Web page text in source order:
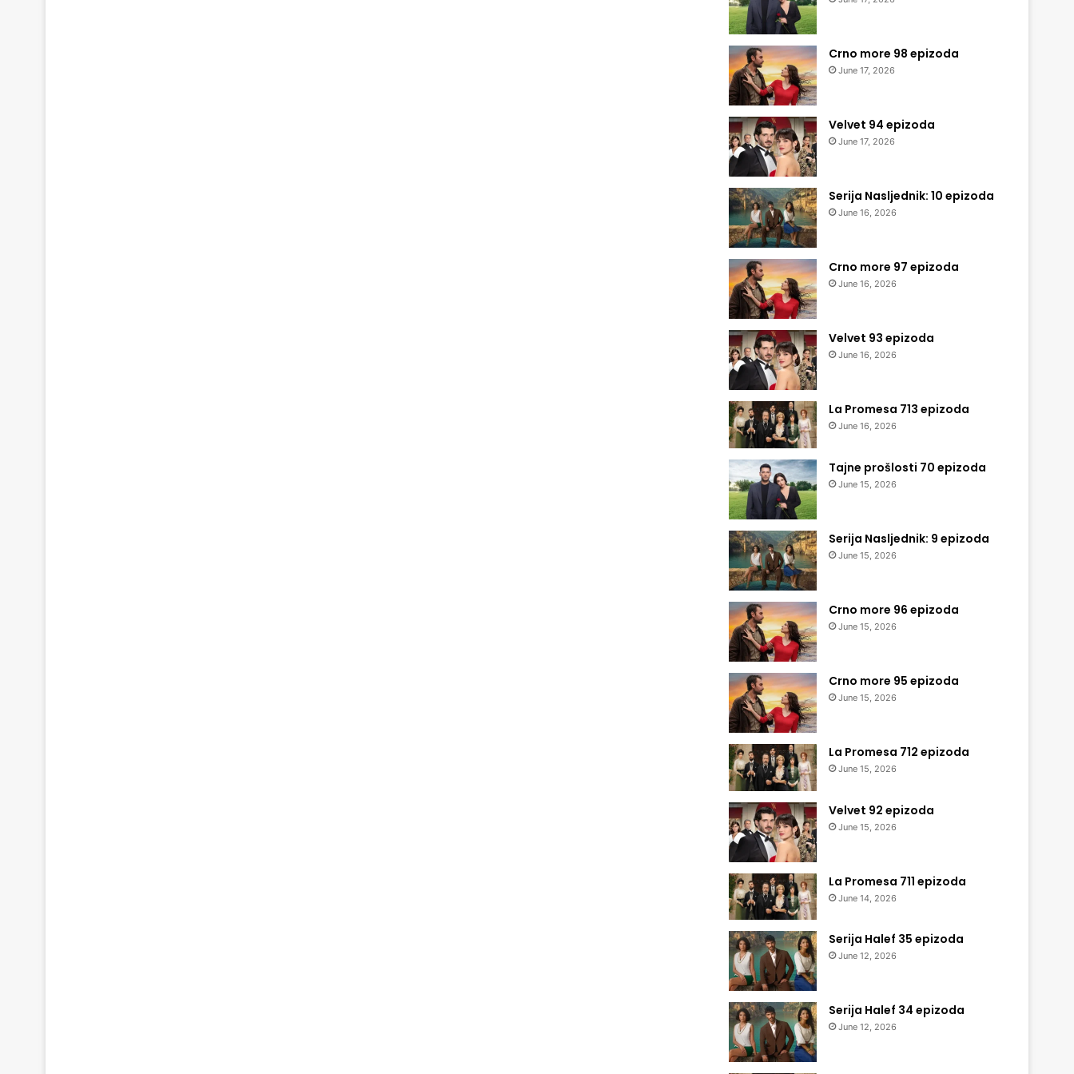
Crno more 98 epizoda
June 17, 2026
Velvet 94 epizoda
June 17, 2026
Serija Nasljednik: 10 epizoda
June 16, 2026
Crno more 97 epizoda
June 16, 2026
Velvet 93 epizoda
June 16, 2026
La Promesa 713 epizoda
June 16, 2026
Tajne prošlosti 70 epizoda
June 15, 2026
Serija Nasljednik: 9 epizoda
June 15, 2026
Crno more 96 epizoda
June 15, 2026
Crno more 95 epizoda
June 15, 2026
La Promesa 712 epizoda
June 15, 2026
Velvet 92 epizoda
June 15, 2026
La Promesa 711 epizoda
June 14, 2026
Serija Halef 35 epizoda
June 12, 2026
Serija Halef 34 epizoda
June 12, 2026